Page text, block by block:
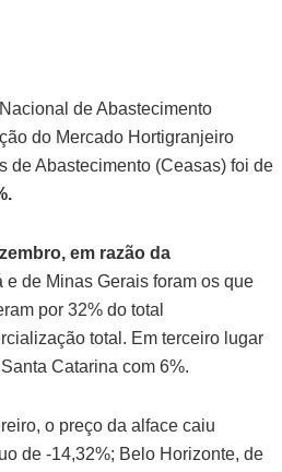
de Abastecimento
do Mercado Hortigranjeiro
de Abastecimento (Ceasas) foi de
em razão da
e de Minas Gerais foram os que
por 32% do total
total. Em terceiro lugar
Catarina com 6%.
o preço da alface caiu
de -14,32%; Belo Horizonte, de